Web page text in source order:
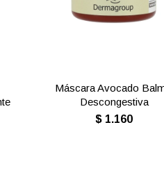
Máscara Avocado
Descongestiva
$ 1.160